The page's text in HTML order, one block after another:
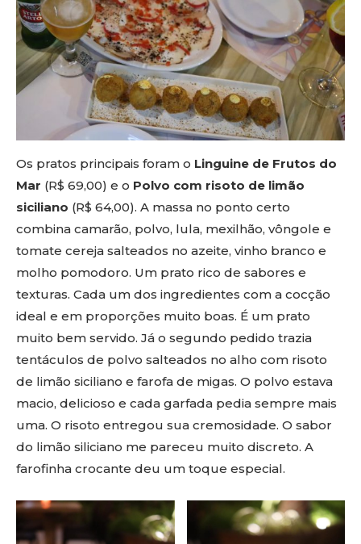
Os pratos principais foram o Linguine de Frutos do
Mar (R$ 69,00) e o Polvo com risoto de limão
siciliano (R$ 64,00). A massa no ponto certo
combina camarão, polvo, lula, mexilhão, vôngole e
tomate cereja salteados no azeite, vinho branco e
molho pomodoro. Um prato rico de sabores e
texturas. Cada um dos ingredientes com a cocção
ideal e em proporções muito boas. É um prato
muito bem servido. Já o segundo pedido trazia
tentáculos de polvo salteados no alho com risoto
de limão siciliano e farofa de migas. O polvo estava
macio, delicioso e cada garfada pedia sempre mais
uma. O risoto entregou sua cremosidade. O sabor
do limão siliciano me pareceu muito discreto. A
farofinha crocante deu um toque especial.